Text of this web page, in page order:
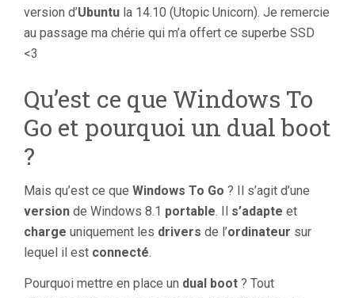
version d’Ubuntu la 14.10 (Utopic Unicorn). Je remercie
au passage ma chérie qui m’a offert ce superbe SSD
<3
Qu’est ce que Windows To
Go et pourquoi un dual boot
?
Mais qu’est ce que Windows To Go ? Il s’agit d’une
version de Windows 8.1 portable. Il s’adapte et
charge uniquement les drivers de l’ordinateur sur
lequel il est connecté.
Pourquoi mettre en place un dual boot ? Tout